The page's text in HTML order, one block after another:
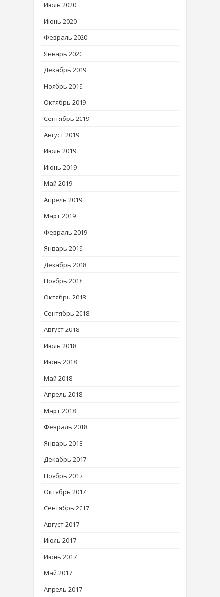
Июль 2020
Июнь 2020
Февраль 2020
Январь 2020
Декабрь 2019
Ноябрь 2019
Октябрь 2019
Сентябрь 2019
Август 2019
Июль 2019
Июнь 2019
Май 2019
Апрель 2019
Март 2019
Февраль 2019
Январь 2019
Декабрь 2018
Ноябрь 2018
Октябрь 2018
Сентябрь 2018
Август 2018
Июль 2018
Июнь 2018
Май 2018
Апрель 2018
Март 2018
Февраль 2018
Январь 2018
Декабрь 2017
Ноябрь 2017
Октябрь 2017
Сентябрь 2017
Август 2017
Июль 2017
Июнь 2017
Май 2017
Апрель 2017